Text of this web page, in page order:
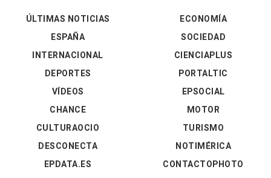
ÚLTIMAS NOTICIAS
ESPAÑA
INTERNACIONAL
DEPORTES
VÍDEOS
ECONOMÍA
SOCIEDAD
CIENCIAPLUS
PORTALTIC
EPSOCIAL
CHANCE
CULTURAOCIO
DESCONECTA
EPDATA.ES
MOTOR
TURISMO
NOTIMÉRICA
CONTACTOPHOTO